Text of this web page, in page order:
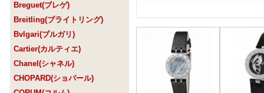
Breguet(ブレゲ)
Breitling(ブライトリング)
Bvlgari(ブルガリ)
Cartier(カルティエ)
Chanel(シャネル)
CHOPARD(ショパール)